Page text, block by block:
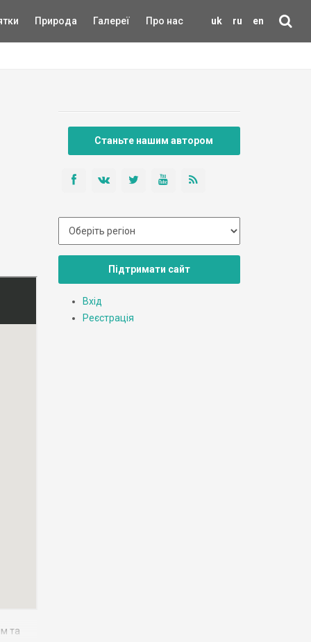
uk ru en
Природа Галереї Про нас
та
Станьте нашим автором
Підтримати сайт
Вхід
Реєстрація